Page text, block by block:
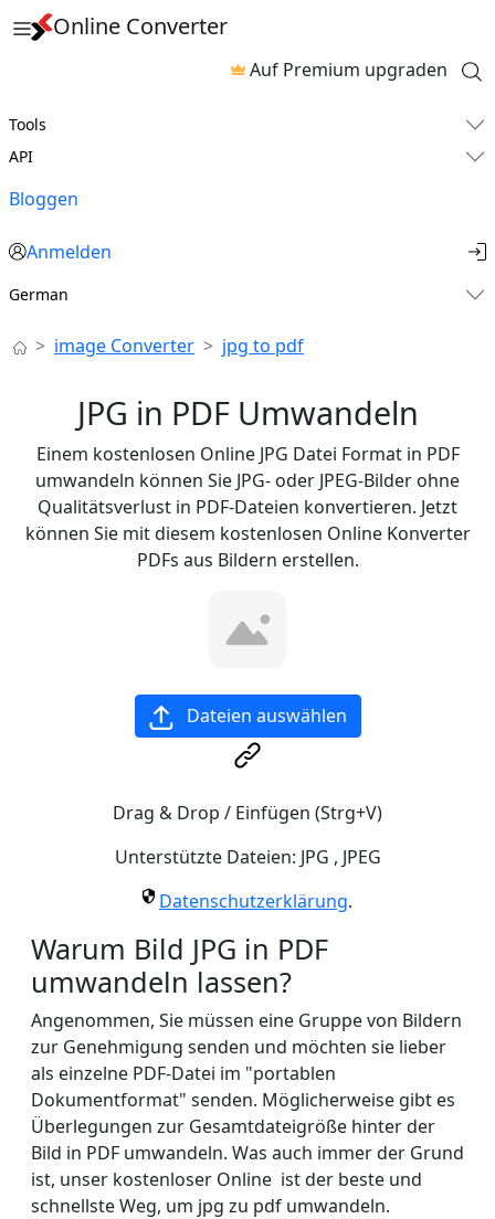
Online Converter
Auf Premium upgraden
Tools
API
Bloggen
Anmelden
German
image Converter jpg to pdf
JPG in PDF Umwandeln
Einem kostenlosen Online JPG Datei Format in PDF
umwandeln können Sie JPG- oder JPEG-Bilder ohne
Qualitätsverlust in PDF-Dateien konvertieren. Jetzt
können Sie mit diesem kostenlosen Online Konverter
PDFs aus Bildern erstellen.
Dateien auswählen
Drag & Drop / Einfügen (Strg+V)
Unterstützte Dateien: JPG , JPEG
Datenschutzerklärung.
Warum Bild JPG in PDF
umwandeln lassen?
Angenommen, Sie müssen eine Gruppe von Bildern
zur Genehmigung senden und möchten sie lieber
als einzelne PDF-Datei im "portablen
Dokumentformat" senden. Möglicherweise gibt es
Überlegungen zur Gesamtdateigröße hinter der
Bild in PDF umwandeln. Was auch immer der Grund
ist, unser kostenloser Online ist der beste und
schnellste Weg, um jpg zu pdf umwandeln.